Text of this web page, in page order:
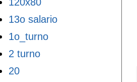
13o salario
1o_turno
2 turno
20